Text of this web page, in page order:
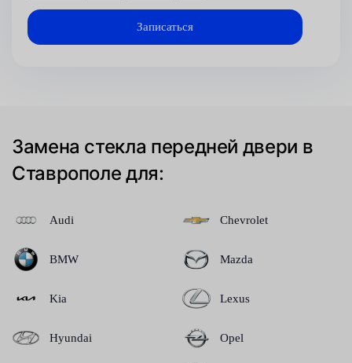
Замена стекла передней двери в
Ставрополе для:
Audi
BMW
Kia
Hyundai
Chevrolet
Mazda
Lexus
Opel